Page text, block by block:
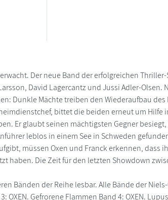
Der neue Band der erfolgreichen Thriller-
David Lagercantz und Jussi Adler-Olsen.
Dunkle Mächte treiben den Wiederaufbau des
bittet die beiden erneut um Hilfe
Er glaubt seinen mächtigsten Gegner
leblos in einem See in Schweden
müssen Oxen und Franck erkennen, dass
haben. Die Zeit für den letzten Showdown
Bänden der Reihe lesbar. Alle Bände der Niels-
OXEN. Gefrorene Flammen Band 4: OXEN.